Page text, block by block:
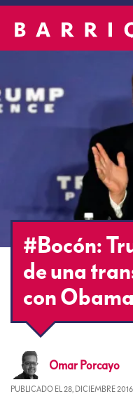
#Bocón:
de una
con Obama
Omar Porcayo
PUBLICADO EL 28, DICIEMBRE 2016